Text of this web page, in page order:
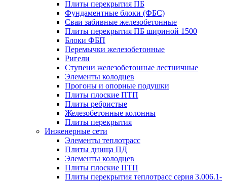
Плиты перекрытия ПБ
Фундаментные блоки (ФБС)
Сваи забивные железобетонные
Плиты перекрытия ПБ шириной 1500
Блоки ФБП
Перемычки железобетонные
Ригели
Ступени железобетонные лестничные
Элементы колодцев
Прогоны и опорные подушки
Плиты плоские ПТП
Плиты ребристые
Железобетонные колонны
Плиты перекрытия
Инженерные сети
Элементы теплотрасс
Плиты днища ПД
Элементы колодцев
Плиты плоские ПТП
Плиты перекрытия теплотрасс серия 3.006.1-